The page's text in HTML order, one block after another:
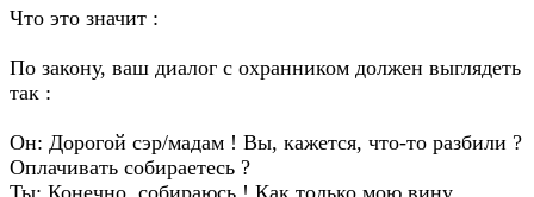
Что это значит :
По закону, ваш диалог с охранником должен выглядеть
так :
Он: Дорогой сэр/мадам ! Вы, кажется, что-то разбили ?
Оплачивать собираетесь ?
Ты: Конечно, собираюсь ! Как только мою вину